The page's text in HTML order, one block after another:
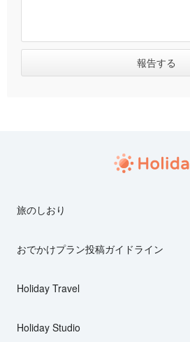
旅のしおり
おでかけプラン投稿ガイドライン
Holiday Travel
Holiday Studio